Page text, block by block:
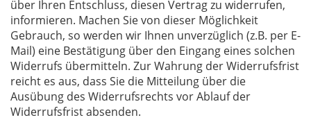
über Ihren Entschluss, diesen Vertrag zu widerrufen,
informieren. Machen Sie von dieser Möglichkeit
Gebrauch, so werden wir Ihnen unverzüglich (z.B. per E-
Mail) eine Bestätigung über den Eingang eines solchen
Widerrufs übermitteln. Zur Wahrung der Widerrufsfrist
reicht es aus, dass Sie die Mitteilung über die
Ausübung des Widerrufsrechts vor Ablauf der
Widerrufsfrist absenden.